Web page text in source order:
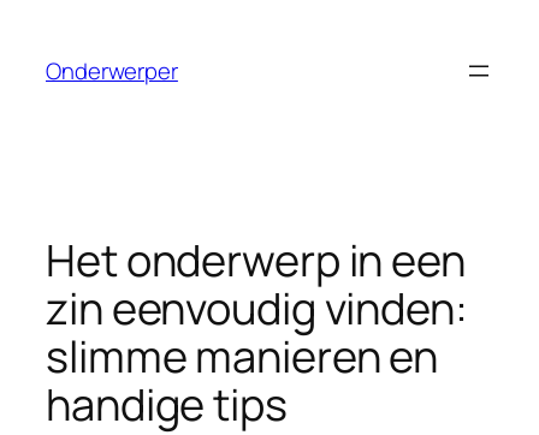
Onderwerper
Het onderwerp in een
zin eenvoudig vinden:
slimme manieren en
handige tips